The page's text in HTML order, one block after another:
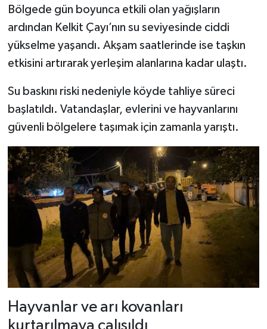
Bölgede gün boyunca etkili olan yağışların
ardından Kelkit Çayı’nın su seviyesinde ciddi
yükselme yaşandı. Akşam saatlerinde ise taşkın
etkisini artırarak yerleşim alanlarına kadar ulaştı.
Su baskını riski nedeniyle köyde tahliye süreci
başlatıldı. Vatandaşlar, evlerini ve hayvanlarını
güvenli bölgelere taşımak için zamanla yarıştı.
Hayvanlar ve arı kovanları
Tosya Haberleri
Karadeniz Haberleri
Ulusal Haberler
Teknoloji Haberleri
Siyaset Haberleri
Dünya Haberleri
Yerel Haberler
Haber Arşivi